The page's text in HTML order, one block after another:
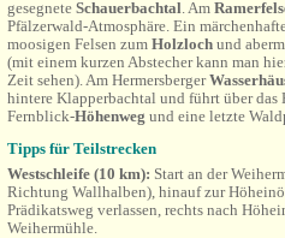
gesegnete Schauerbachtal. Am
Pfälzerwald-Atmosphäre. Ein
moosigen Felsen zum Holzloch und
(mit einem kurzen Abstecher kann man
Zeit sehen). Am Hermersberger
hintere Klapperbachtal und führt über das
Fernblick-Höhenweg und eine letzte
Tipps für Teilstrecken
Westschleife (10 km): Start an der
Richtung Wallhalben), hinauf zur
Prädikatsweg verlassen, rechts nach
Weihermühle.